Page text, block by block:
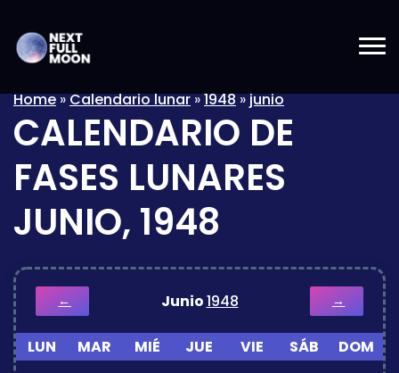
Home»Calendario lunar»1948»junio
CALENDARIO DE
FASES LUNARES
JUNIO, 1948
← Junio1948 →
LUN MAR MIÉ JUE VIE SÁB DOM